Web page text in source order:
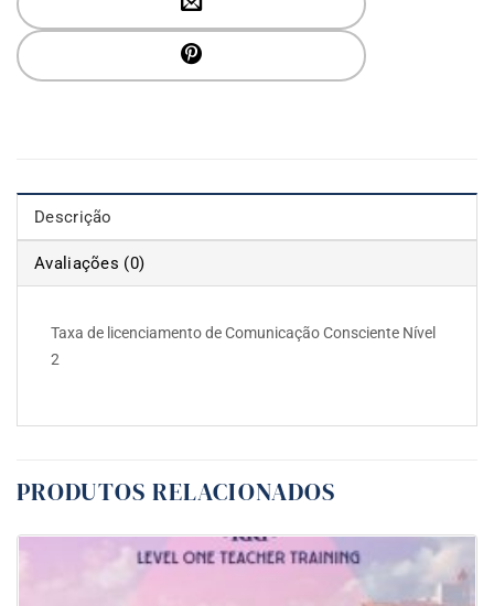
Descrição
Avaliações (0)
Taxa de licenciamento de Comunicação Consciente Nível
2
PRODUTOS RELACIONADOS